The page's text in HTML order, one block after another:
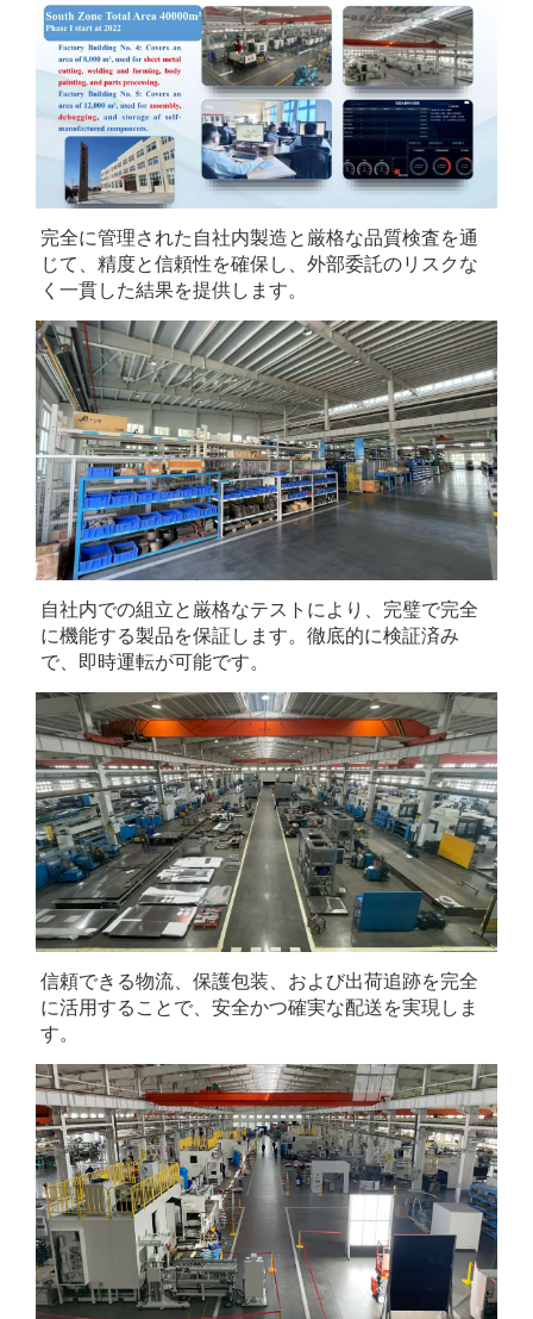
完全に管理された自社内製造と厳格な品質検査を通
じて、精度と信頼性を確保し、外部委託のリスクな
く一貫した結果を提供します。
自社内での組立と厳格なテストにより、完璧で完全
に機能する製品を保証します。徹底的に検証済み
で、即時運転が可能です。
信頼できる物流、保護包装、および出荷追跡を完全
に活用することで、安全かつ確実な配送を実現しま
す。